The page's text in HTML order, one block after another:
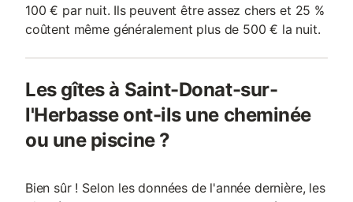
100 € par nuit. Ils peuvent être assez chers et 25 %
coûtent même généralement plus de 500 € la nuit.
Les gîtes à Saint-Donat-sur-
l'Herbasse ont-ils une cheminée
ou une piscine ?
Bien sûr ! Selon les données de l'année dernière, les